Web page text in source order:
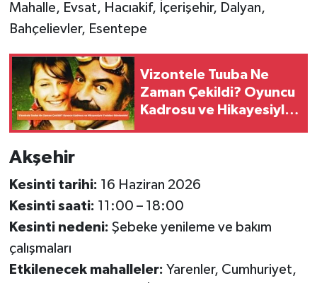
Mahalle, Evsat, Hacıakif, İçerişehir, Dalyan,
Bahçelievler, Esentepe
Vizontele Tuuba Ne
Zaman Çekildi? Oyuncu
Kadrosu ve Hikayesiyle
Akşehir
Kesinti tarihi: 16 Haziran 2026
Kesinti saati: 11:00 – 18:00
Kesinti nedeni: Şebeke yenileme ve bakım
çalışmaları
Etkilenecek mahalleler: Yarenler, Cumhuriyet,